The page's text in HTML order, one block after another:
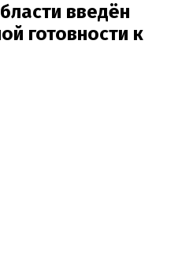
введён
готовности к